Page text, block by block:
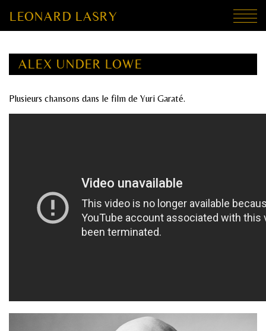
LEONARD LASRY
ALEX UNDER LOWE
Plusieurs chansons dans le film de Yuri Garaté.